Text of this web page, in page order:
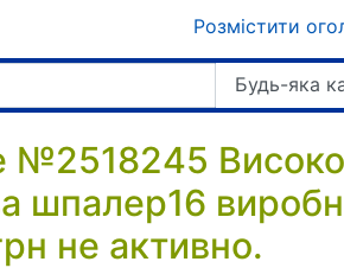
Розмістити
Будь-яка
шпалер16
не активно.